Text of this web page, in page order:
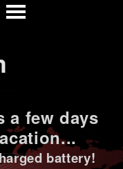
a few days
battery!